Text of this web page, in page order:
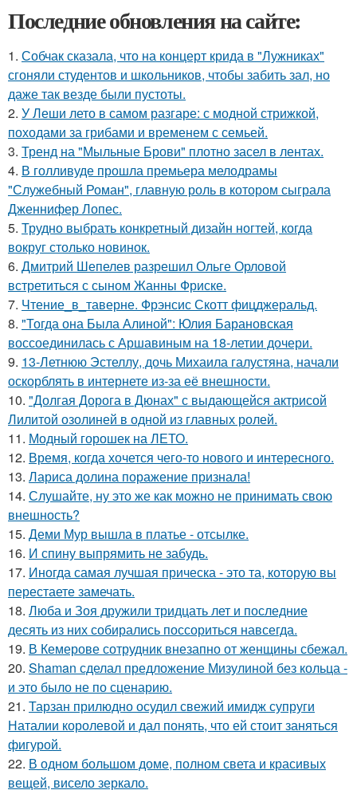
Последние обновления на сайте:
1. Собчак сказала, что на концерт крида в "Лужниках"
сгоняли студентов и школьников, чтобы забить зал, но
даже так везде были пустоты.
2. У Леши лето в самом разгаре: с модной стрижкой,
походами за грибами и временем с семьей.
3. Тренд на "Мыльные Брови" плотно засел в лентах.
4. В голливуде прошла премьера мелодрамы
"Служебный Роман", главную роль в котором сыграла
Дженнифер Лопес.
5. Трудно выбрать конкретный дизайн ногтей, когда
вокруг столько новинок.
6. Дмитрий Шепелев разрешил Ольге Орловой
встретиться с сыном Жанны Фриске.
7. Чтение_в_таверне. Фрэнсис Скотт фицджеральд.
8. "Тогда она Была Алиной": Юлия Барановская
воссоединилась с Аршавиным на 18-летии дочери.
9. 13-Летнюю Эстеллу, дочь Михаила галустяна, начали
оскорблять в интернете из-за её внешности.
10. "Долгая Дорога в Дюнах" с выдающейся актрисой
Лилитой озолиней в одной из главных ролей.
11. Модный горошек на ЛЕТО.
12. Время, когда хочется чего-то нового и интересного.
13. Лариса долина поражение признала!
14. Слушайте, ну это же как можно не принимать свою
внешность?
15. Деми Мур вышла в платье - отсылке.
16. И спину выпрямить не забудь.
17. Иногда самая лучшая прическа - это та, которую вы
перестаете замечать.
18. Люба и Зоя дружили тридцать лет и последние
десять из них собирались поссориться навсегда.
19. В Кемерове сотрудник внезапно от женщины сбежал.
20. Shaman сделал предложение Мизулиной без кольца -
и это было не по сценарию.
21. Тарзан прилюдно осудил свежий имидж супруги
Наталии королевой и дал понять, что ей стоит заняться
фигурой.
22. В одном большом доме, полном света и красивых
вещей, висело зеркало.